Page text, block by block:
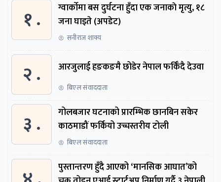
१ .
ग्वार्काेमा बस दुर्घटना हुँदा एक जनाकाे मृत्यु, १८
जना घाइते (अपडेट)
सनीराज शाक्य
२ . आरजुलाई हङकङमै छोडेर नेपाल फर्किँदै देउवा
बिएल संवाददाता
३ .
गोलबजार घटनाको प्रारम्भिक छानबिन सकेर
काठमाडौं फर्कियो उच्चस्तरीय टोली
बिएल संवाददाता
पुस्तान्तरण हुँदै आएको ‘मानसिक आघात’को